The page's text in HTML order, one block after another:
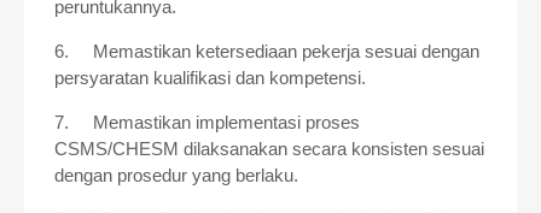
peruntukannya.
6.
Memastikan ketersediaan pekerja sesuai dengan
persyaratan kualifikasi dan kompetensi.
7.
Memastikan implementasi proses
CSMS/CHESM dilaksanakan secara konsisten sesuai
dengan prosedur yang berlaku.